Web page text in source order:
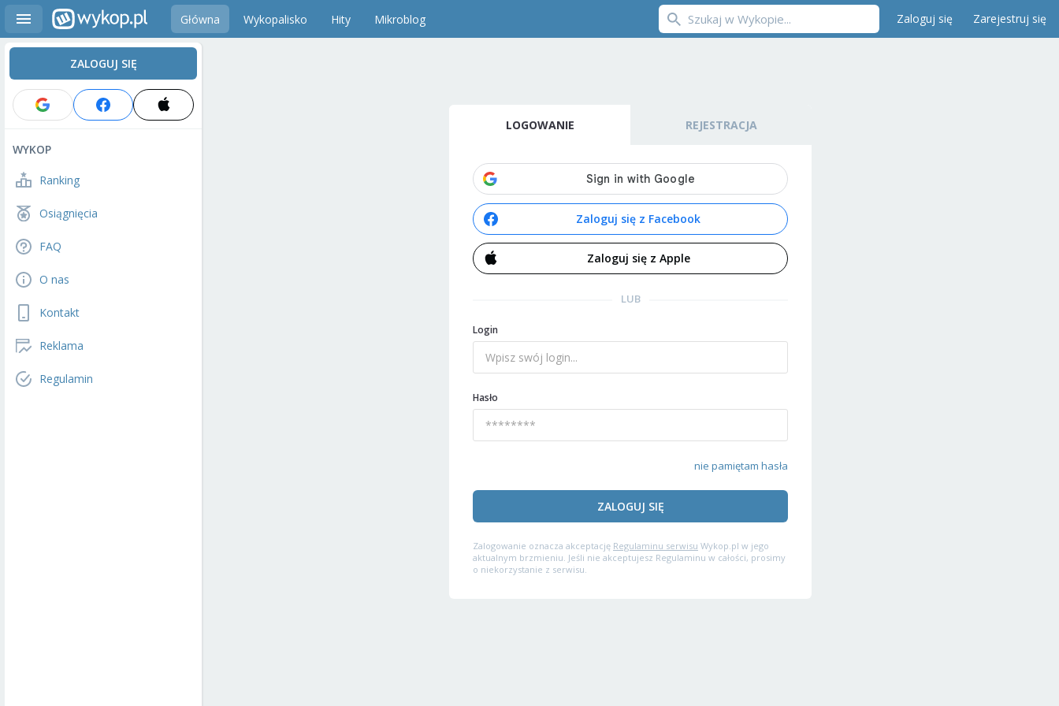
Główna Wykopalisko Hity Mikroblog Zaloguj się Zarejestruj się
ZALOGUJ SIĘ
WYKOP
Ranking
Osiągnięcia
FAQ
O nas
Kontakt
Reklama
Regulamin
LOGOWANIE REJESTRACJA
Zaloguj się z Facebook
Zaloguj się z Apple
LUB
Login
Hasło
nie pamiętam hasła
ZALOGUJ SIĘ
Zalogowanie oznacza akceptację Regulaminu serwisu Wykop.pl w jego
aktualnym brzmieniu. Jeśli nie akceptujesz Regulaminu w całości, prosimy
o niekorzystanie z serwisu.